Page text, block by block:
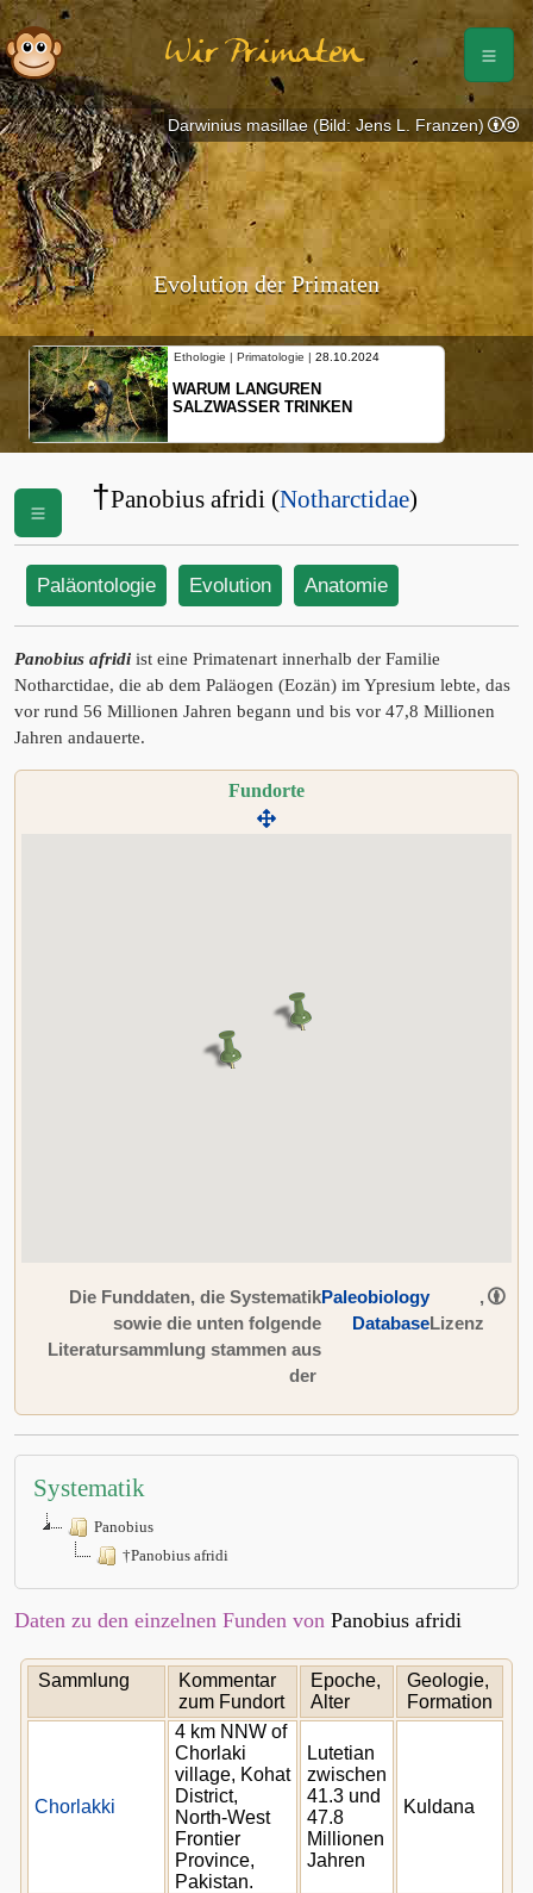
Wir Primaten
Evolution der Primaten
Ethologie | Primatologie | 28.10.2024
WARUM LANGUREN
SALZWASSER TRINKEN
Darwinius masillae (Bild: Jens L. Franzen)
†Panobius afridi (Notharctidae)
Paläontologie Evolution Anatomie
Panobius afridi ist eine Primatenart innerhalb der Familie
Notharctidae, die ab dem Paläogen (Eozän) im Ypresium lebte, das
vor rund 56 Millionen Jahren begann und bis vor 47,8 Millionen
Jahren andauerte.
Fundorte
Die Funddaten, die Systematik
sowie die unten folgende
Literatursammlung stammen aus
der
Paleobiology
Database
,
Lizenz
Systematik
Panobius
†Panobius afridi
Daten zu den einzelnen Funden von Panobius afridi
Sammlung
Kommentar
zum Fundort
Epoche,
Alter
Geologie,
Formation
Chorlakki
4 km NNW of
Chorlaki
village, Kohat
District,
North-West
Frontier
Province,
Pakistan.
Lutetian
zwischen
41.3 und
47.8
Millionen
Jahren
Kuldana